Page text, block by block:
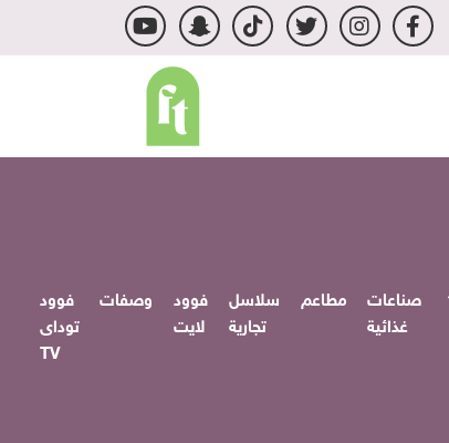
صناعات
غذائية
مطاعم
سلاسل
تجارية
فوود
لايت
وصفات
فوود
توداى
TV